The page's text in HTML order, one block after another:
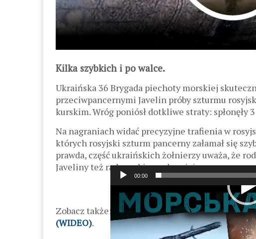
Kilka szybkich i po walce.
Ukraińska 36 Brygada piechoty morskiej
przeciwpancernymi Javelin próby szturmu
kurskim. Wróg poniósł dotkliwe straty: spłonęły
Na nagraniach widać precyzyjne trafienia w
których rosyjski szturm pancerny załamał się
prawda, część ukraińskich żołnierzy uważa, że
Javeliny też radzą sobie znakomicie.
Odtwarzacz
video
00:00
Zobacz także:
Naprzód, na Kijów!
(WIDEO).